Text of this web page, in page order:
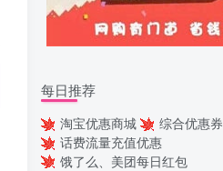
每日推荐
淘宝优惠商城
综合优惠券
话费流量充值优惠
饿了么、美团每日红包